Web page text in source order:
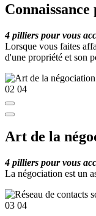
4 pilliers pour vous
Lorsque vous faites
d'une propriété et son
02 04
Art de la
4 pilliers pour vous
La négociation est un
03 04